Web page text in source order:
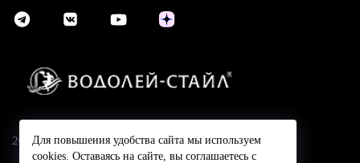
2024 © Компания Водолей-Cтайл
Для повышения удобства сайта мы используем
cookies. Оставаясь на сайте, вы соглашаетесь с